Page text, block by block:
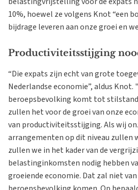
10%, hoewel ze volgens Knot “een
bijdrage leveren aan onze groei en
Productiviteitsstijging
“Die expats zijn echt van grote
Nederlandse economie”, aldus Knot.
beroepsbevolking komt tot stilstand
zullen het voor de groei van onze
van productiviteitsstijging. Als wij
arrangementen op dit niveau zullen
zullen we in het kader van de
belastinginkomsten nodig hebben
groeiende economie. Dat zal niet